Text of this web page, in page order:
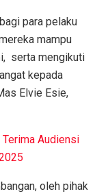
para pelaku
mampu
serta mengikuti
kepada
Elvie Esie,
Terima Audiensi
oleh pihak